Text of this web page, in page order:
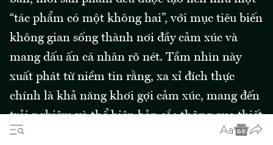
“tác phẩm có một không hai”, với mục tiêu biến
không gian sống thành nơi đầy cảm xúc và
mang dấu ấn cá nhân rõ nét. Tầm nhìn này
xuất phát từ niềm tin rằng, xa xỉ đích thực
chính là khả năng khơi gợi cảm xúc, mang đến
trải nghiệm và thể hiện bản sắc thông qua thiết
kế.